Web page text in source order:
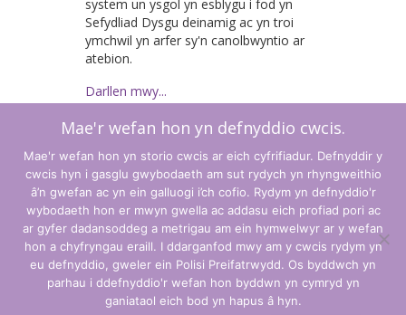
system un ysgol yn esblygu i fod yn
Sefydliad Dysgu deinamig ac yn troi
ymchwil yn arfer sy'n canolbwyntio ar
atebion.
Darllen mwy...
1 2 3 4 Suivant »
Telerau ac Amodau
Polisi Preifatrwydd
Mae'r wefan hon yn defnyddio cwcis.
Mae'r wefan hon yn storio cwcis ar eich cyfrifiadur. Defnyddir y
cwcis hyn i gasglu gwybodaeth am sut rydych yn rhyngweithio
â’n gwefan ac yn ein galluogi i’ch cofio. Rydym yn defnyddio'r
wybodaeth hon er mwyn gwella ac addasu eich profiad pori ac
ar gyfer dadansoddeg a metrigau am ein hymwelwyr ar y wefan
hon a chyfryngau eraill. I ddarganfod mwy am y cwcis rydym yn
eu defnyddio, gweler ein Polisi Preifatrwydd. Os byddwch yn
parhau i ddefnyddio'r wefan hon byddwn yn cymryd yn
ganiataol eich bod yn hapus â hyn.